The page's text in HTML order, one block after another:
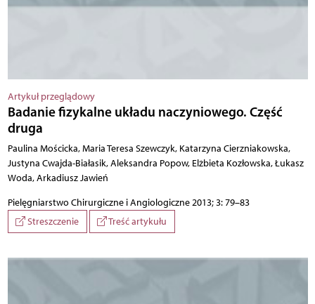
Artykuł przeglądowy
Badanie fizykalne układu naczyniowego. Część
druga
Paulina Mościcka, Maria Teresa Szewczyk, Katarzyna Cierzniakowska,
Justyna Cwajda-Białasik, Aleksandra Popow, Elżbieta Kozłowska, Łukasz
Woda, Arkadiusz Jawień
Pielęgniarstwo Chirurgiczne i Angiologiczne 2013; 3: 79–83
Streszczenie
Treść artykułu